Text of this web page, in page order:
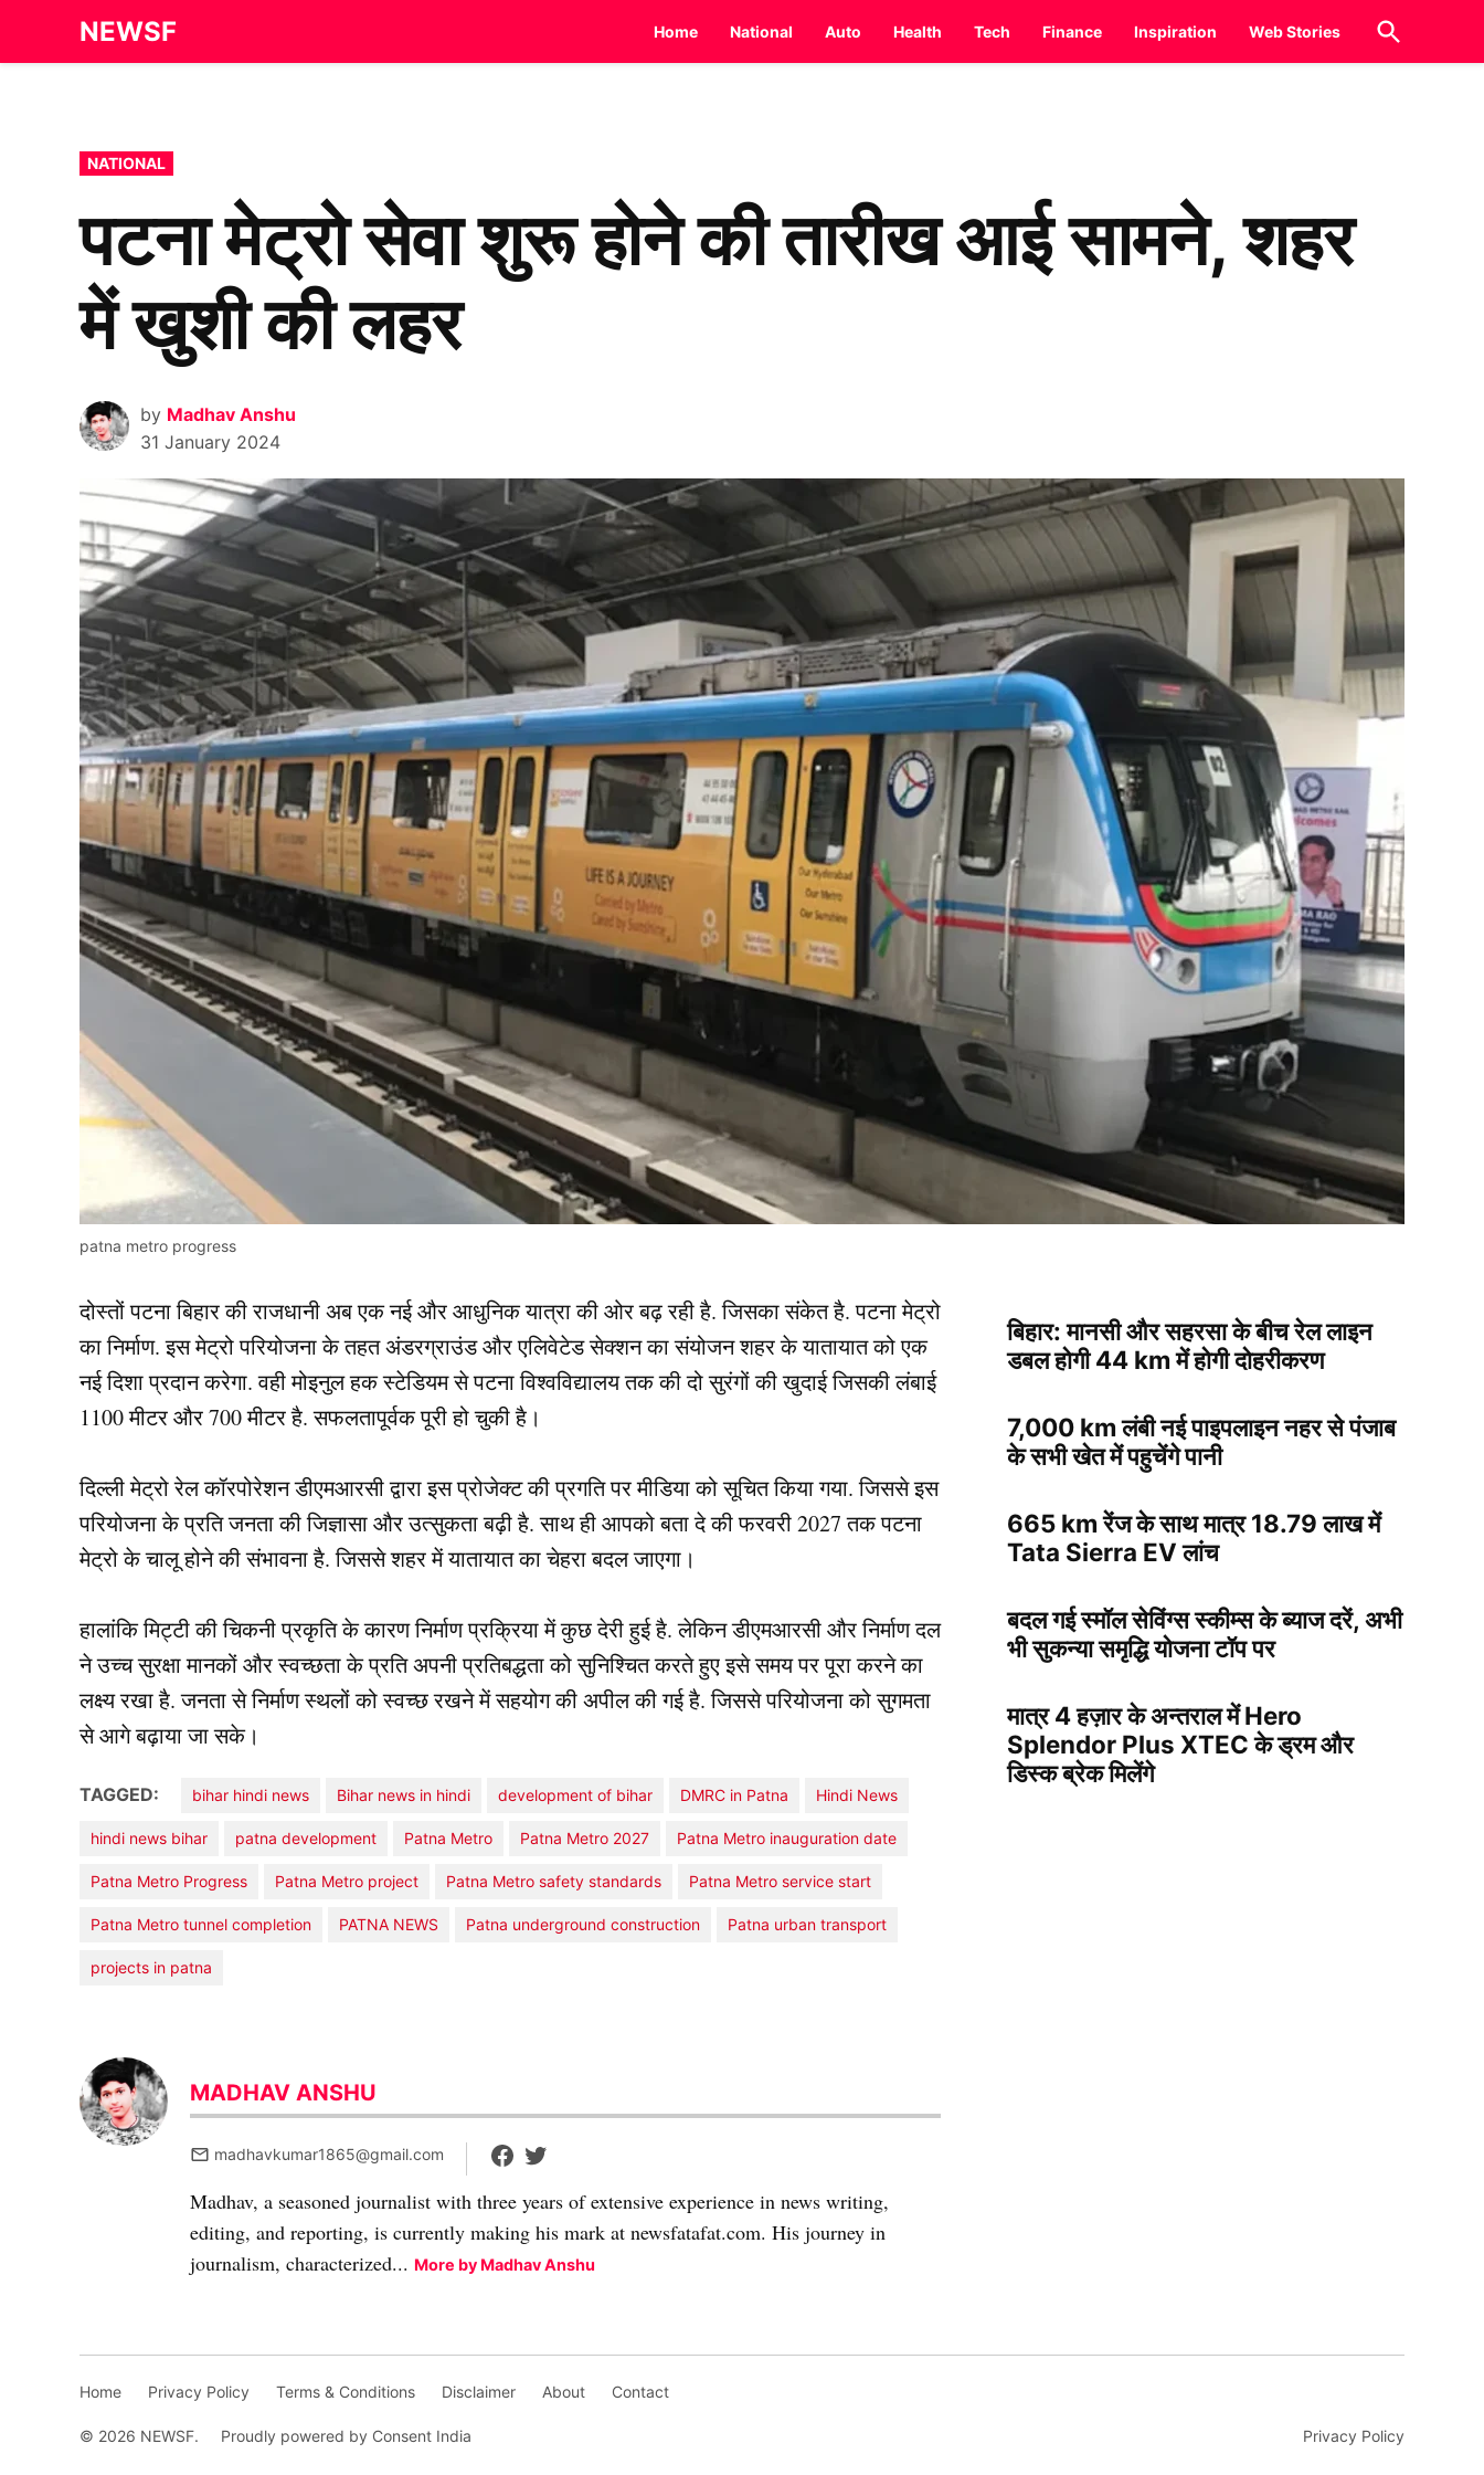
NEWSF Home National Auto Health Tech Finance Inspiration Web Stories
Open
Search
POSTED
IN
NATIONAL
पटना मेट्रो सेवा शुरू होने की तारीख आई सामने, शहर
में खुशी की लहर
by Madhav Anshu
31 January 2024
patna metro progress
दोस्तों पटना बिहार की राजधानी अब एक नई और आधुनिक यात्रा की ओर बढ़ रही है. जिसका संकेत है. पटना मेट्रो
का निर्माण. इस मेट्रो परियोजना के तहत अंडरग्राउंड और एलिवेटेड सेक्शन का संयोजन शहर के यातायात को एक
नई दिशा प्रदान करेगा. वही मोइनुल हक स्टेडियम से पटना विश्वविद्यालय तक की दो सुरंगों की खुदाई जिसकी लंबाई
1100 मीटर और 700 मीटर है. सफलतापूर्वक पूरी हो चुकी है।
दिल्ली मेट्रो रेल कॉरपोरेशन डीएमआरसी द्वारा इस प्रोजेक्ट की प्रगति पर मीडिया को सूचित किया गया. जिससे इस
परियोजना के प्रति जनता की जिज्ञासा और उत्सुकता बढ़ी है. साथ ही आपको बता दे की फरवरी 2027 तक पटना
मेट्रो के चालू होने की संभावना है. जिससे शहर में यातायात का चेहरा बदल जाएगा।
हालांकि मिट्टी की चिकनी प्रकृति के कारण निर्माण प्रक्रिया में कुछ देरी हुई है. लेकिन डीएमआरसी और निर्माण दल
ने उच्च सुरक्षा मानकों और स्वच्छता के प्रति अपनी प्रतिबद्धता को सुनिश्चित करते हुए इसे समय पर पूरा करने का
लक्ष्य रखा है. जनता से निर्माण स्थलों को स्वच्छ रखने में सहयोग की अपील की गई है. जिससे परियोजना को सुगमता
से आगे बढ़ाया जा सके।
TAGGED: bihar hindi news Bihar news in hindi development of bihar DMRC in Patna Hindi News
hindi news bihar patna development Patna Metro Patna Metro 2027 Patna Metro inauguration date
Patna Metro Progress Patna Metro project Patna Metro safety standards Patna Metro service start
Patna Metro tunnel completion PATNA NEWS Patna underground construction Patna urban transport
projects in patna
MADHAV ANSHU
madhavkumar1865@gmail.com
Madhav, a seasoned journalist with three years of extensive experience in news writing,
editing, and reporting, is currently making his mark at newsfatafat.com. His journey in
journalism, characterized... More by Madhav Anshu
बिहार: मानसी और सहरसा के बीच रेल लाइन
डबल होगी 44 km में होगी दोहरीकरण
7,000 km लंबी नई पाइपलाइन नहर से पंजाब
के सभी खेत में पहुचेंगे पानी
665 km रेंज के साथ मात्र 18.79 लाख में
Tata Sierra EV लांच
बदल गई स्मॉल सेविंग्स स्कीम्स के ब्याज दरें, अभी
भी सुकन्या समृद्धि योजना टॉप पर
मात्र 4 हज़ार के अन्तराल में Hero
Splendor Plus XTEC के ड्रम और
डिस्क ब्रेक मिलेंगे
Home Privacy Policy Terms & Conditions Disclaimer About Contact
© 2026 NEWSF. Proudly powered by Consent India Privacy Policy